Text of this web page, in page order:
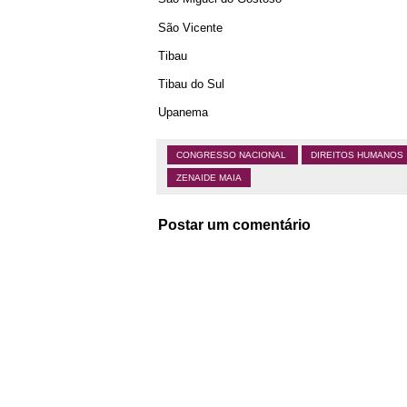
São Vicente
Tibau
Tibau do Sul
Upanema
CONGRESSO NACIONAL DIREITOS HUMANOS
ZENAIDE MAIA
Postar um comentário